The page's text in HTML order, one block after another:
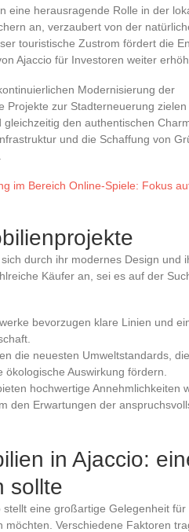
eine herausragende Rolle in der
an, verzaubert von der
touristische Zustrom fördert die
Ajaccio für Investoren weiter
Modernisierung der
zur Stadterneuerung zielen
den authentischen
und die Schaffung von
im Bereich Online-Spiele: Fokus
durch ihr modernes Design und
Käufer an, sei es auf der
bevorzugen klare Linien und
die neuesten Umweltstandards,
Auswirkung fördern.
hochwertige Annehmlichkeiten
den Erwartungen der
in Ajaccio:
sollte
eine großartige Gelegenheit für
Verschiedene Faktoren